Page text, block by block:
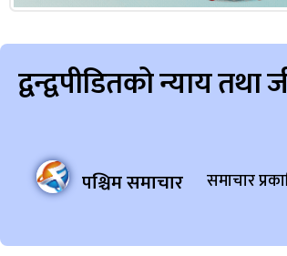
द्वन्द्वपीडितको न्याय
पश्चिम समाचार समाचार